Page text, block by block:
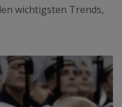
wichtigsten Trends,